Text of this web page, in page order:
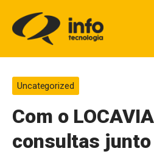
Uncategorized
Com o
consultas junto